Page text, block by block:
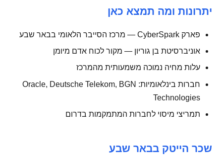
יתרונות ומה תמצא כאן
פארק CyberSpark — מרכז הסייבר הלאומי בבאר שבע
אוניברסיטת בן גוריון — מקור לכוח אדם מיומן
עלות מחיה נמוכה משמעותית מהמרכז
חברות בינלאומיות: Oracle, Deutsche Telekom, BGN
Technologies
תמריצי מיסוי לחברות המתמקמות בדרום
שכר הייטק בבאר שבע